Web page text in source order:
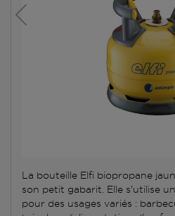
La bouteille Elfi biopropane
son petit gabarit. Elle s'utilise
pour des usages variés :